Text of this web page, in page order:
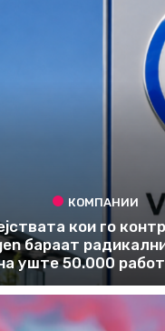
КОМПАНИИ
кои го
бараат
уште 50.000